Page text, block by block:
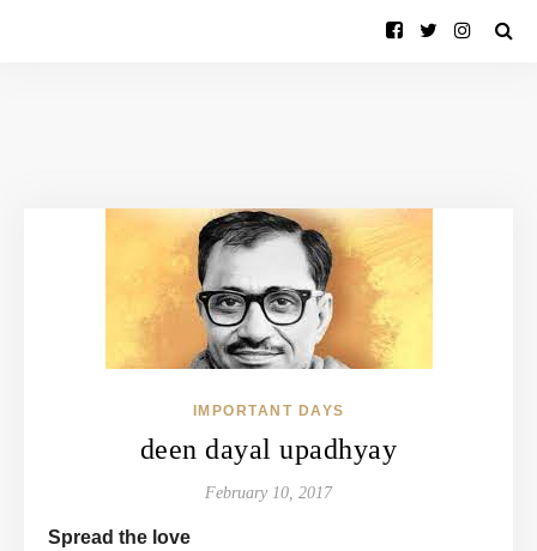
IMPORTANT DAYS
deen dayal upadhyay
February 10, 2017
Spread the love